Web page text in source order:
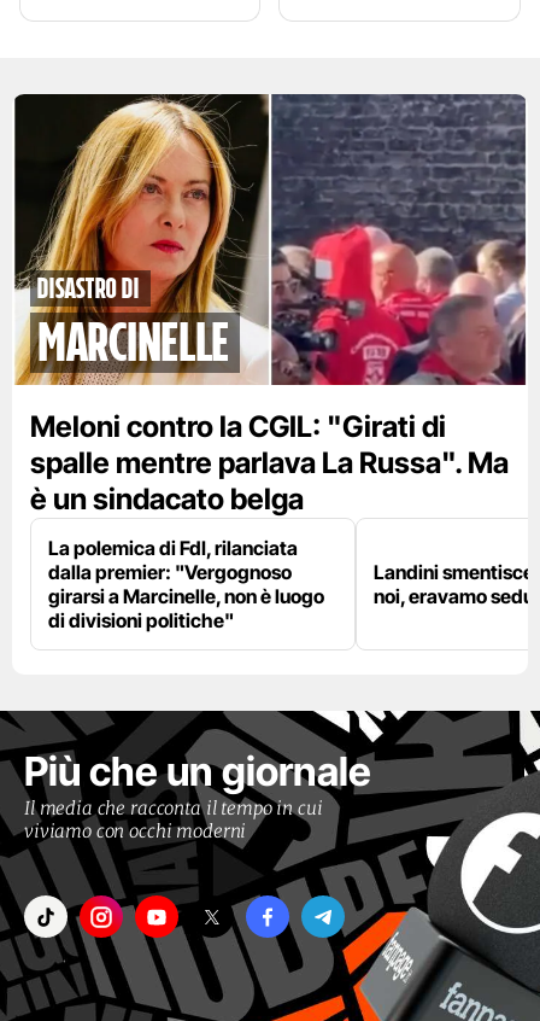
disastro di
marcinelle
Meloni contro la CGIL: "Girati di
spalle mentre parlava La Russa". Ma
è un sindacato belga
La polemica di FdI, rilanciata
dalla premier: "Vergognoso
girarsi a Marcinelle, non è luogo
di divisioni politiche"
Landini
noi, eravamo
Più che un giornale
Il media che racconta il tempo in cui
viviamo con occhi moderni